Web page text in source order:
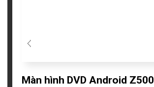
Màn hình DVD Android Z500